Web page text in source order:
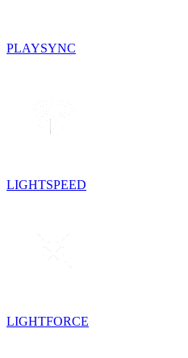
PLAYSYNC
LIGHTSPEED
LIGHTFORCE